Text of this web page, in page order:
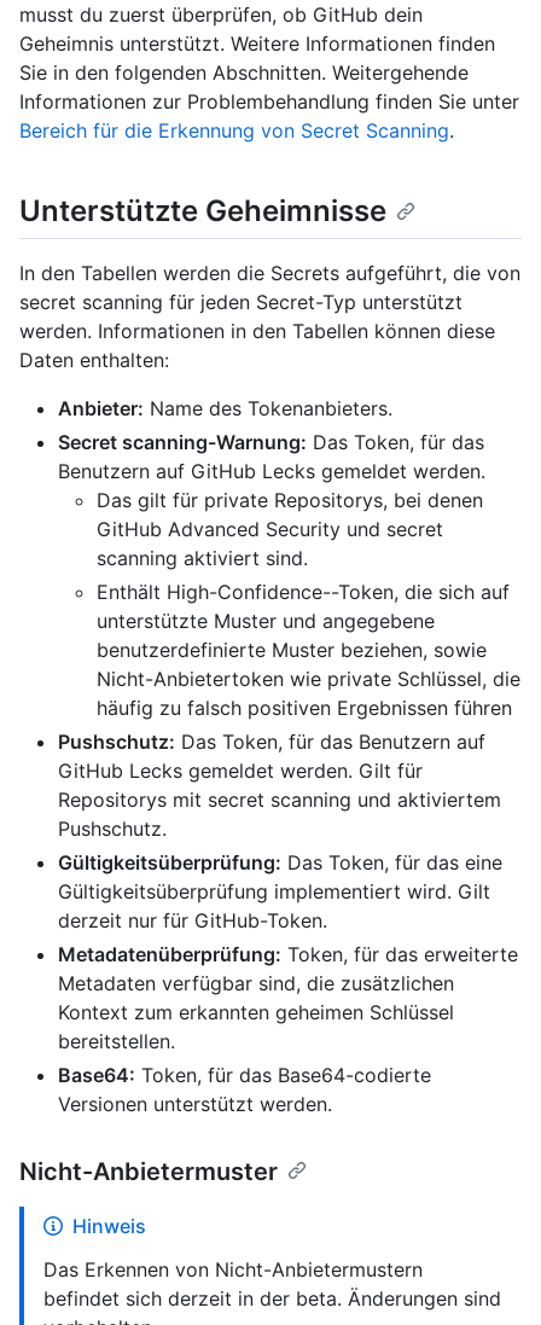
musst du zuerst überprüfen, ob GitHub dein
Geheimnis unterstützt. Weitere Informationen finden
Sie in den folgenden Abschnitten. Weitergehende
Informationen zur Problembehandlung finden Sie unter
Bereich für die Erkennung von Secret Scanning.
Unterstützte Geheimnisse
In den Tabellen werden die Secrets aufgeführt, die von
secret scanning für jeden Secret-Typ unterstützt
werden. Informationen in den Tabellen können diese
Daten enthalten:
Anbieter: Name des Tokenanbieters.
Secret scanning-Warnung: Das Token, für das
Benutzern auf GitHub Lecks gemeldet werden.
Das gilt für private Repositorys, bei denen
GitHub Advanced Security und secret
scanning aktiviert sind.
Enthält High-Confidence--Token, die sich auf
unterstützte Muster und angegebene
benutzerdefinierte Muster beziehen, sowie
Nicht-Anbietertoken wie private Schlüssel, die
häufig zu falsch positiven Ergebnissen führen
Pushschutz: Das Token, für das Benutzern auf
GitHub Lecks gemeldet werden. Gilt für
Repositorys mit secret scanning und aktiviertem
Pushschutz.
Gültigkeitsüberprüfung: Das Token, für das eine
Gültigkeitsüberprüfung implementiert wird. Gilt
derzeit nur für GitHub-Token.
Metadatenüberprüfung: Token, für das erweiterte
Metadaten verfügbar sind, die zusätzlichen
Kontext zum erkannten geheimen Schlüssel
bereitstellen.
Base64: Token, für das Base64-codierte
Versionen unterstützt werden.
Nicht-Anbietermuster
Hinweis
Das Erkennen von Nicht-Anbietermustern
befindet sich derzeit in der beta. Änderungen sind